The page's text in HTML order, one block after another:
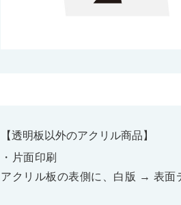
【透明板以外のアクリル商品】
・片面印刷
アクリル板の表側に、白版 → 表面